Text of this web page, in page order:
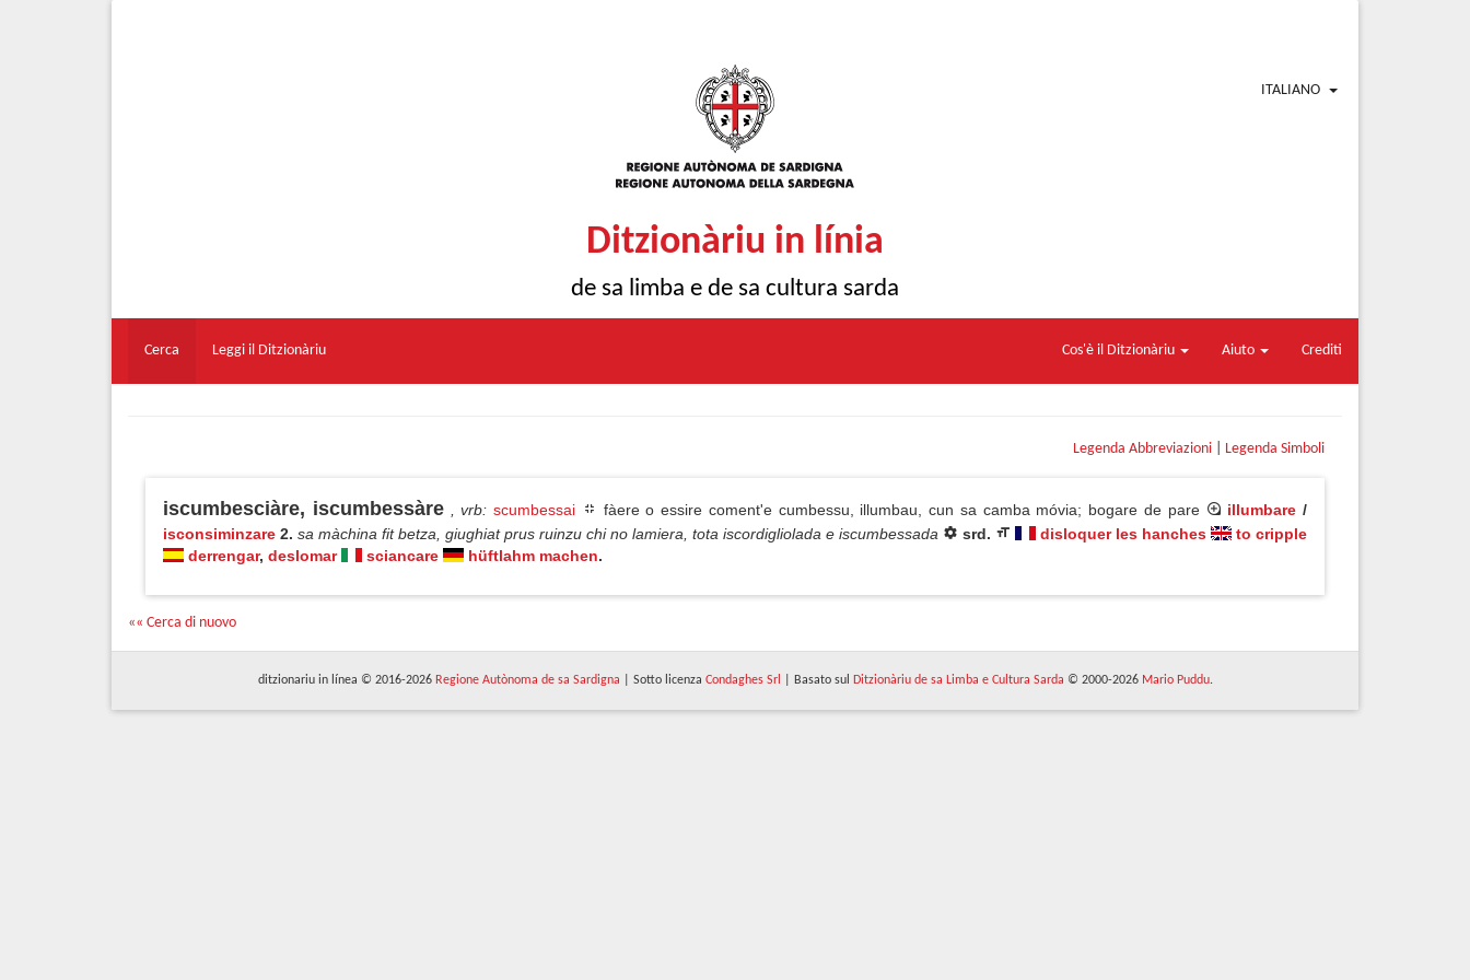
ITALIANO
Ditzionàriu in línia
de sa limba e de sa cultura sarda
Cerca Leggi il Ditzionàriu Cos'è il Ditzionàriu Aiuto Crediti
Legenda Abbreviazioni Legenda Simboli
iscumbesciàre, iscumbessàre , vrb: scumbessai fàere o essire coment'e cumbessu, illumbau, cun sa camba móvia; bogare de pare illumbare /
isconsiminzare 2. sa màchina fit betza, giughiat prus ruinzu chi no lamiera, tota iscordigliolada e iscumbessada srd. disloquer les hanches
to cripple
derrengar, deslomar sciancare hüftlahm machen.
«« Cerca di nuovo
ditzionariu in línea © 2016-2026 Regione Autònoma de sa Sardigna | Sotto licenza Condaghes Srl | Basato sul Ditzionàriu de sa Limba e Cultura Sarda © 2000-2026 Mario Puddu.